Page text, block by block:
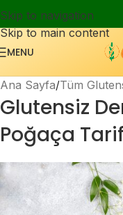
Skip to navigation
Skip to main content
MENU
Ana Sayfa Tüm
Glutensiz
Poğaça